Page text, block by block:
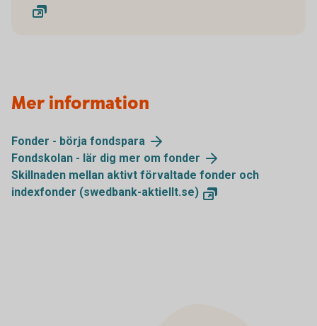
Mer information
Fonder - börja fondspara
Fondskolan - lär dig mer om fonder
Skillnaden mellan aktivt förvaltade fonder och
indexfonder (swedbank-aktiellt.se)